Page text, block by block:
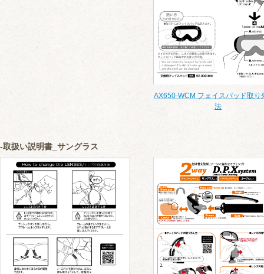
AX650-WCM フェイスパッド取り
法
取扱い説明書_サングラス